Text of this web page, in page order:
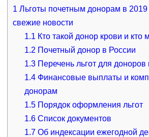
1 Льготы почетным донорам в
свежие новости
1.1 Кто такой донор крови и кто
1.2 Почетный донор в России
1.3 Перечень льгот для доноров
1.4 Финансовые выплаты и
донорам
1.5 Порядок оформления льгот
1.6 Список документов
1.7 Об индексации ежегодной